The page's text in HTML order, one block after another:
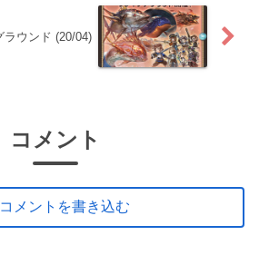
ラウンド (20/04)
コメント
コメントを書き込む